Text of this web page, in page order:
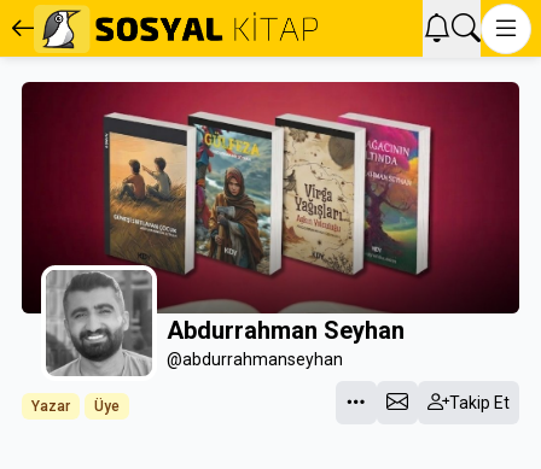
Abdurrahman Seyhan
@abdurrahmanseyhan
Takip Et
Yazar Üye